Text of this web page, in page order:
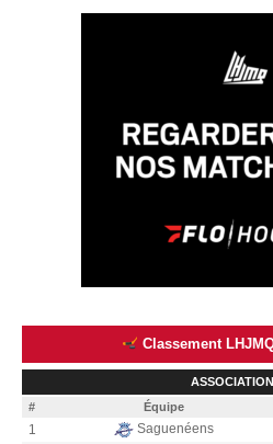
Classement
#
Équipe
1 Saguenéens